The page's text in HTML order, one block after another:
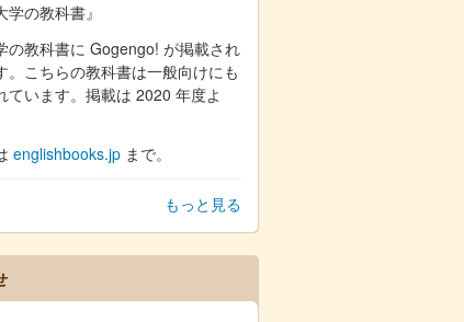
学の教科書』
の教科書に Gogengo! が掲載され
。こちらの教科書は一般向けにも
ています。掲載は 2020 年度よ
englishbooks.jp まで。
もっと見る